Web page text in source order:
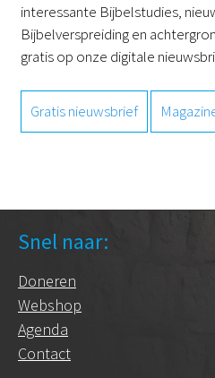
interessante Bijbelstudies,
Bijbelverspreiding en
gratis op onze digitale
Gratis nieuwsbrief
Snel naar:
Doneren
Webshop
Agenda
Contact